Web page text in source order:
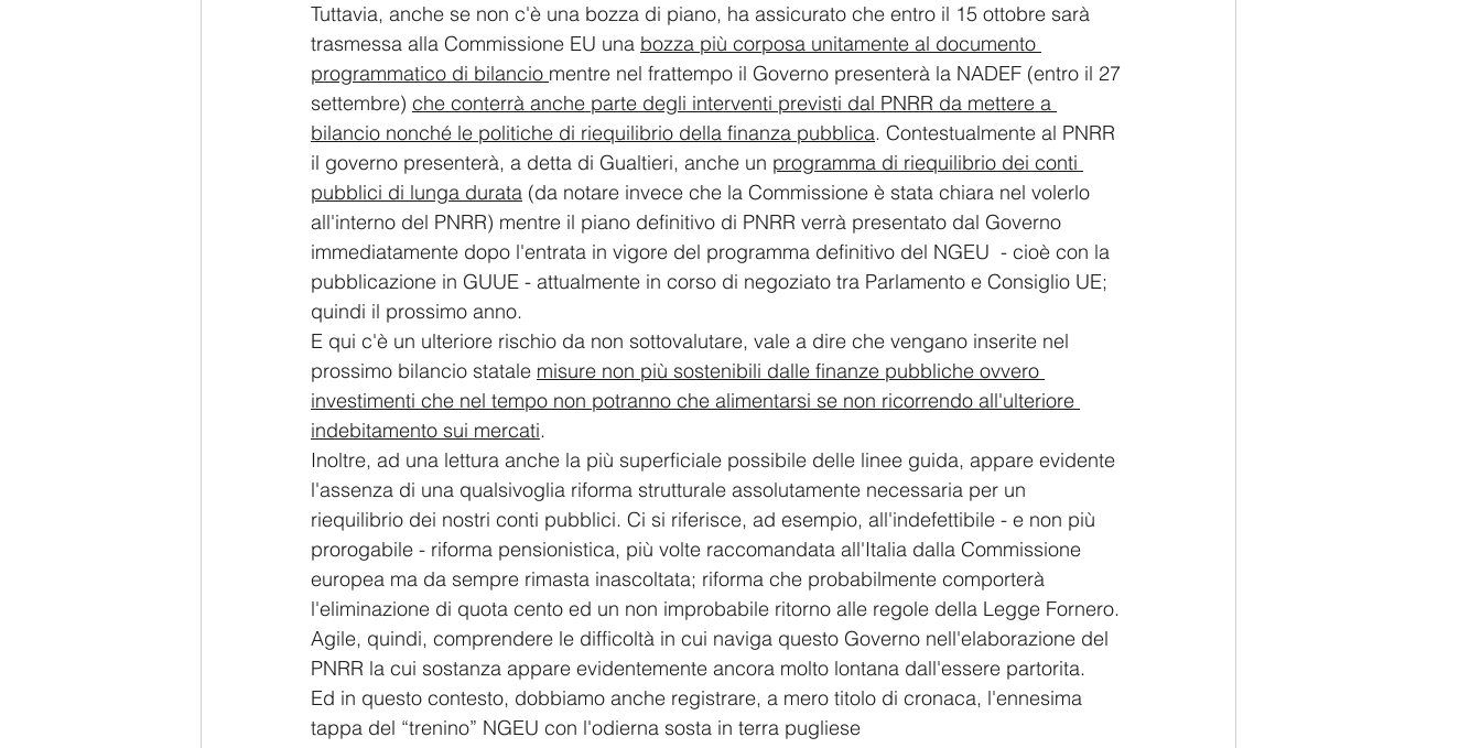
Tuttavia, anche se non c'è una bozza di piano, ha assicurato che entro il 15 ottobre sarà
trasmessa alla Commissione EU una bozza più corposa unitamente al documento
programmatico di bilancio mentre nel frattempo il Governo presenterà la NADEF (entro il 27
settembre) che conterrà anche parte degli interventi previsti dal PNRR da mettere a
bilancio nonché le politiche di riequilibrio della finanza pubblica. Contestualmente al PNRR
il governo presenterà, a detta di Gualtieri, anche un programma di riequilibrio dei conti
pubblici di lunga durata (da notare invece che la Commissione è stata chiara nel volerlo
all'interno del PNRR) mentre il piano definitivo di PNRR verrà presentato dal Governo
immediatamente dopo l'entrata in vigore del programma definitivo del NGEU  - cioè con la
pubblicazione in GUUE - attualmente in corso di negoziato tra Parlamento e Consiglio UE;
quindi il prossimo anno.
E qui c'è un ulteriore rischio da non sottovalutare, vale a dire che vengano inserite nel
prossimo bilancio statale misure non più sostenibili dalle finanze pubbliche ovvero
investimenti che nel tempo non potranno che alimentarsi se non ricorrendo all'ulteriore
indebitamento sui mercati.
Inoltre, ad una lettura anche la più superficiale possibile delle linee guida, appare evidente
l'assenza di una qualsivoglia riforma strutturale assolutamente necessaria per un
riequilibrio dei nostri conti pubblici. Ci si riferisce, ad esempio, all'indefettibile - e non più
prorogabile - riforma pensionistica, più volte raccomandata all'Italia dalla Commissione
europea ma da sempre rimasta inascoltata; riforma che probabilmente comporterà
l'eliminazione di quota cento ed un non improbabile ritorno alle regole della Legge Fornero.
Agile, quindi, comprendere le difficoltà in cui naviga questo Governo nell'elaborazione del
PNRR la cui sostanza appare evidentemente ancora molto lontana dall'essere partorita.
Ed in questo contesto, dobbiamo anche registrare, a mero titolo di cronaca, l'ennesima
tappa del “trenino” NGEU con l'odierna sosta in terra pugliese